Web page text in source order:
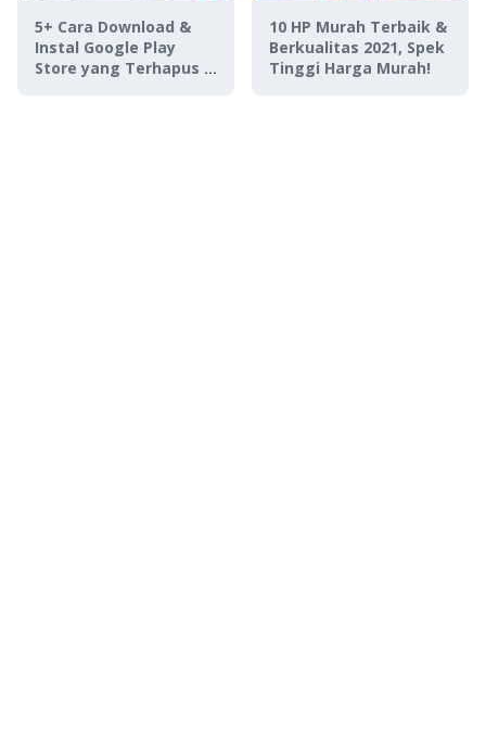
5+ Cara Download &
Instal Google Play
Store yang Terhapus &
10 HP Murah Terbaik &
Berkualitas 2021, Spek
Tinggi Harga Murah!